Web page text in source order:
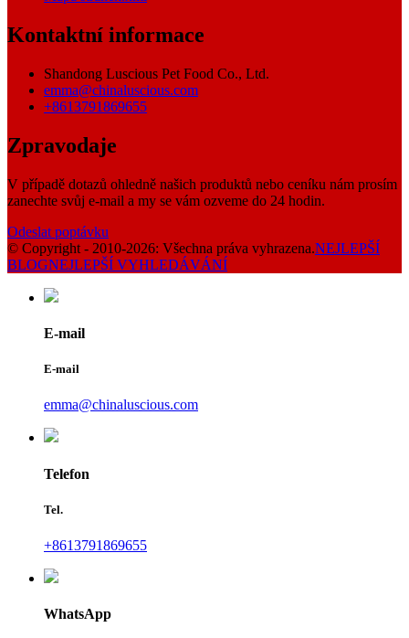
Kontaktní informace
Shandong Luscious Pet Food Co., Ltd.
emma@chinaluscious.com
+8613791869655
Zpravodaje
V případě dotazů ohledně našich produktů nebo ceníku nám prosím
zanechte svůj e-mail a my se vám ozveme do 24 hodin.
Odeslat poptávku
© Copyright - 2010-2026: Všechna práva vyhrazena.NEJLEPŠÍ
BLOGNEJLEPŠÍ VYHLEDÁVÁNÍ
E-mail
E-mail
emma@chinaluscious.com
Telefon
Tel.
+8613791869655
WhatsApp